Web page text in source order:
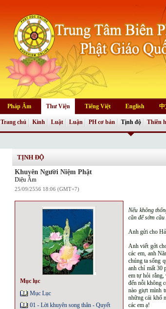
Pháp Âm Thư Viện Tiếng Việt English
Trang chủ Kinh Luật Luận PH cơ bản Tịnh độ Thiền
TỊNH ĐỘ
Khuyên Người Niệm Phật
Diệu Âm
25/09/2556 18:06 (GMT+7)
Mục lục
Mục Lục
01 - Lời khuyên song thân - Quyết
Nếu không
cần để sớm
Anh gửi cho
Anh viết gởi
các em, anh
chúng ta sống
anh chỉ mất 30
em tự hỏi rằng,
đến nỗi không
nào giựt mình
những cái khổ
các em ạ!